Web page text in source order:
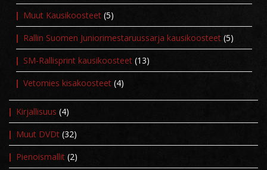
Muut Kausikoosteet (5)
Rallin Suomen Juniorimestaruussarja kausikoosteet (5)
SM-Rallisprint kausikoosteet (13)
Vetomies kisakoosteet (4)
Kirjallisuus (4)
Muut DVDt (32)
Pienoismallit (2)